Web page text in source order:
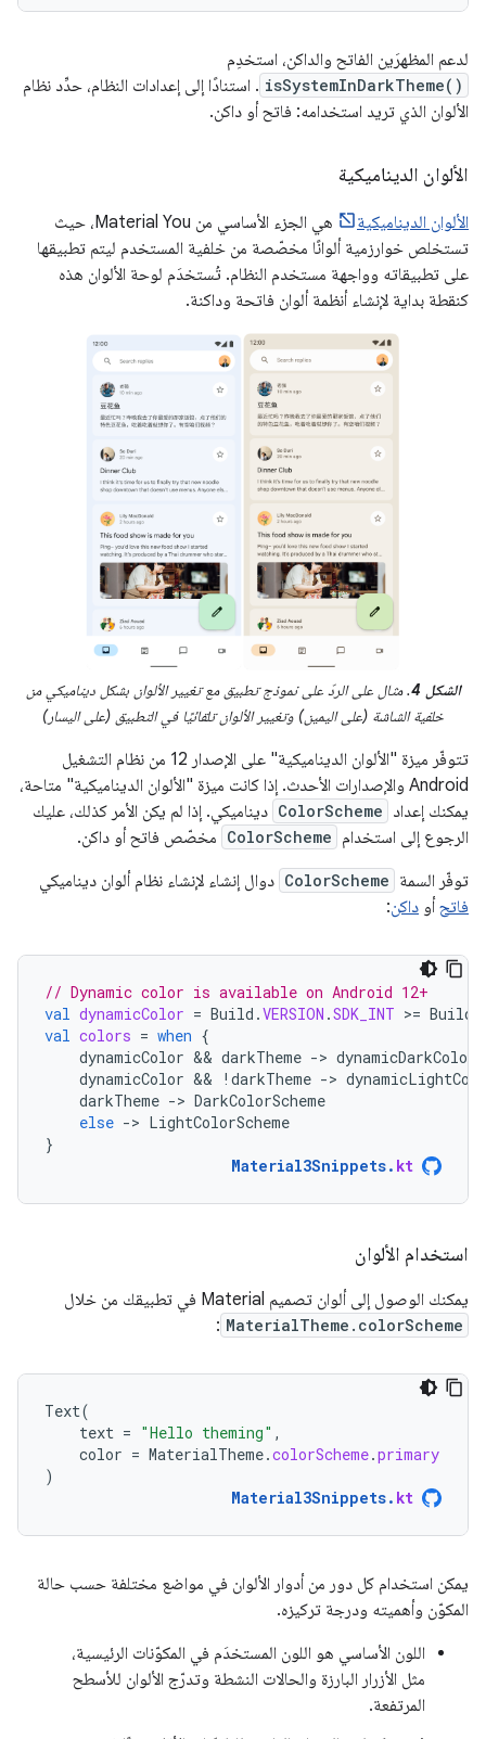
لدعم المظهرَين الفاتح والداكن، استخدِم
isSystemInDarkTheme() . استنادًا إلى إعدادات النظام، حدِّد نظام
الألوان الذي تريد استخدامه: فاتح أو داكن.
الألوان الديناميكية
الألوان الديناميكية
هي الجزء الأساسي من Material You، حيث
تستخلص خوارزمية ألوانًا مخصّصة من خلفية المستخدم ليتم تطبيقها
على تطبيقاته وواجهة مستخدم النظام. تُستخدَم لوحة الألوان هذه
كنقطة بداية لإنشاء أنظمة ألوان فاتحة وداكنة.
الشكل 4
. مثال على الردّ على نموذج تطبيق مع تغيير الألوان بشكل ديناميكي من
خلفية الشاشة (على اليمين) وتغيير الألوان تلقائيًا في التطبيق (على اليسار)
تتوفّر ميزة "الألوان الديناميكية" على الإصدار 12 من نظام التشغيل
Android والإصدارات الأحدث. إذا كانت ميزة "الألوان الديناميكية" متاحة،
يمكنك إعداد ColorScheme ديناميكي. إذا لم يكن الأمر كذلك، عليك
الرجوع إلى استخدام ColorScheme مخصّص فاتح أو داكن.
توفّر السمة ColorScheme دوال إنشاء لإنشاء نظام ألوان ديناميكي
فاتحأو داكن:
// Dynamic color is available on Android 12+
val dynamicColor = Build .VERSION .SDK_INT >= Build
val colors = when {
dynamicColor && darkTheme ->
dynamicColor && ! darkTheme ->
darkTheme -> DarkColorScheme
else -> LightColorScheme
}
Material3Snippets. kt
استخدام الألوان
يمكنك الوصول إلى ألوان تصميم Material في تطبيقك من خلال
MaterialTheme.colorScheme
:
Text(
text = "Hello theming" ,
color = MaterialTheme.colorScheme.primary
)
Material3Snippets. kt
يمكن استخدام كل دور من أدوار الألوان في مواضع مختلفة حسب حالة
المكوّن وأهميته ودرجة تركيزه.
اللون الأساسي هو اللون المستخدَم في المكوّنات الرئيسية،
مثل الأزرار البارزة والحالات النشطة وتدرّج الألوان للأسطح
المرتفعة.